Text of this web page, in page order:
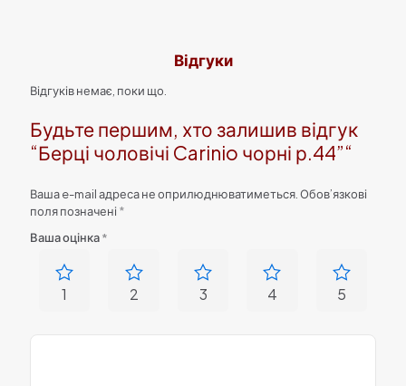
Відгуки
Відгуків немає, поки що.
Будьте першим, хто залишив відгук
“Берці чоловічі Carinio чорні р.44”“
Ваша e-mail адреса не оприлюднюватиметься.Обов’язкові
поля позначені *
Ваша оцінка*
1 2 3 4 5